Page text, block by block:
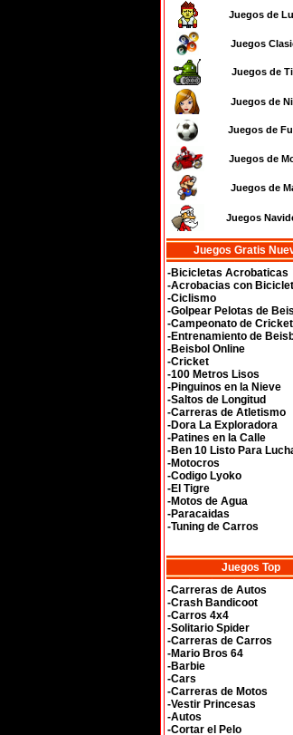
Juegos de
Juegos
Juegos de
Juegos de
Juegos de
Juegos de
Juegos de
Juegos
Juegos Gratis
-Bicicletas Acrobaticas
-Acrobacias con
-Ciclismo
-Golpear Pelotas de
-Campeonato de Cricket
-Entrenamiento de
-Beisbol Online
-Cricket
-100 Metros Lisos
-Pinguinos en la Nieve
-Saltos de Longitud
-Carreras de Atletismo
-Dora La Exploradora
-Patines en la Calle
-Ben 10 Listo Para
-Motocros
-Codigo Lyoko
-El Tigre
-Motos de Agua
-Paracaidas
-Tuning de Carros
Juegos Top
-Carreras de Autos
-Crash Bandicoot
-Carros 4x4
-Solitario Spider
-Carreras de Carros
-Mario Bros 64
-Barbie
-Cars
-Carreras de Motos
-Vestir Princesas
-Autos
-Cortar el Pelo